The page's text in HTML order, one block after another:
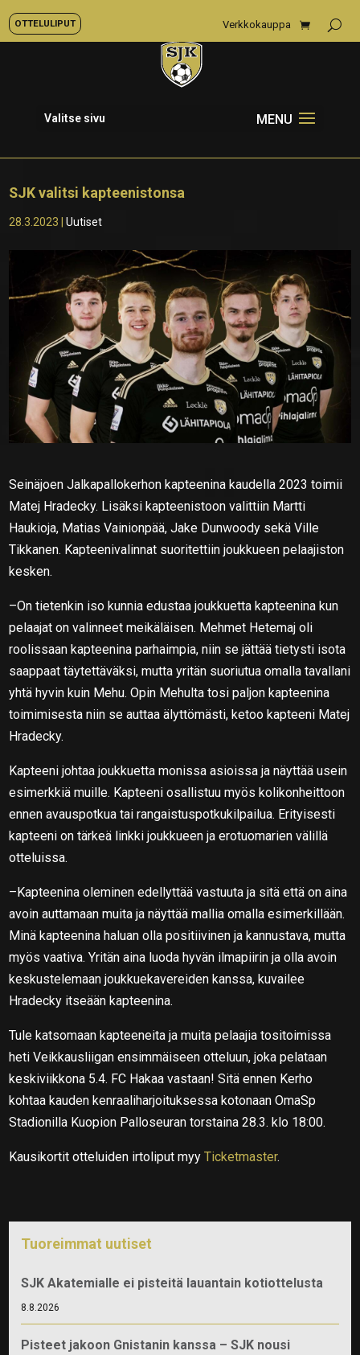
OTTELULIPUT Verkkokauppa
Valitse sivu
SJK valitsi kapteenistonsa
28.3.2023 |Uutiset
Seinäjoen Jalkapallokerhon kapteenina kaudella 2023 toimii
Matej Hradecky. Lisäksi kapteenistoon valittiin Martti
Haukioja, Matias Vainionpää, Jake Dunwoody sekä Ville
Tikkanen. Kapteenivalinnat suoritettiin joukkueen pelaajiston
kesken.
–On tietenkin iso kunnia edustaa joukkuetta kapteenina kun
pelaajat on valinneet meikäläisen. Mehmet Hetemaj oli
roolissaan kapteenina parhaimpia, niin se jättää tietysti isota
saappaat täytettäväksi, mutta yritän suoriutua omalla tavallani
yhtä hyvin kuin Mehu. Opin Mehulta tosi paljon kapteenina
toimimisesta niin se auttaa älyttömästi, ketoo kapteeni Matej
Hradecky.
Kapteeni johtaa joukkuetta monissa asioissa ja näyttää usein
esimerkkiä muille. Kapteeni osallistuu myös kolikonheittoon
ennen avauspotkua tai rangaistuspotkukilpailua. Erityisesti
kapteeni on tärkeä linkki joukkueen ja erotuomarien välillä
otteluissa.
–Kapteenina oleminen edellyttää vastuuta ja sitä että on aina
avoin auttamaan muita ja näyttää mallia omalla esimerkillään.
Minä kapteenina haluan olla positiivinen ja kannustava, mutta
myös vaativa. Yritän aina luoda hyvän ilmapiirin ja olla avoin
keskustelemaan joukkuekavereiden kanssa, kuvailee
Hradecky itseään kapteenina.
Tule katsomaan kapteeneita ja muita pelaajia tositoimissa
heti Veikkausliigan ensimmäiseen otteluun, joka pelataan
keskiviikkona 5.4. FC Hakaa vastaan! Sitä ennen Kerho
kohtaa kauden kenraaliharjoituksessa kotonaan OmaSp
Stadionilla Kuopion Palloseuran torstaina 28.3. klo 18:00.
Kausikortit otteluiden irtoliput myyTicketmaster.
Tuoreimmat uutiset
SJK Akatemialle ei pisteitä lauantain kotiottelusta
8.8.2026
Pisteet jakoon Gnistanin kanssa – SJK nousi